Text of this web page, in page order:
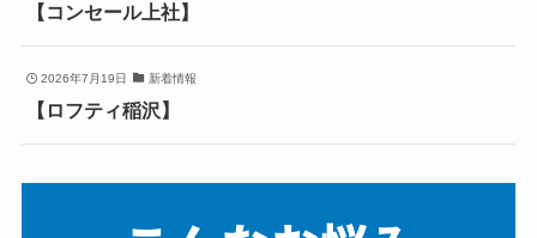
【コンセール上社】
2026年7月19日 新着情報
【ロフティ稲沢】